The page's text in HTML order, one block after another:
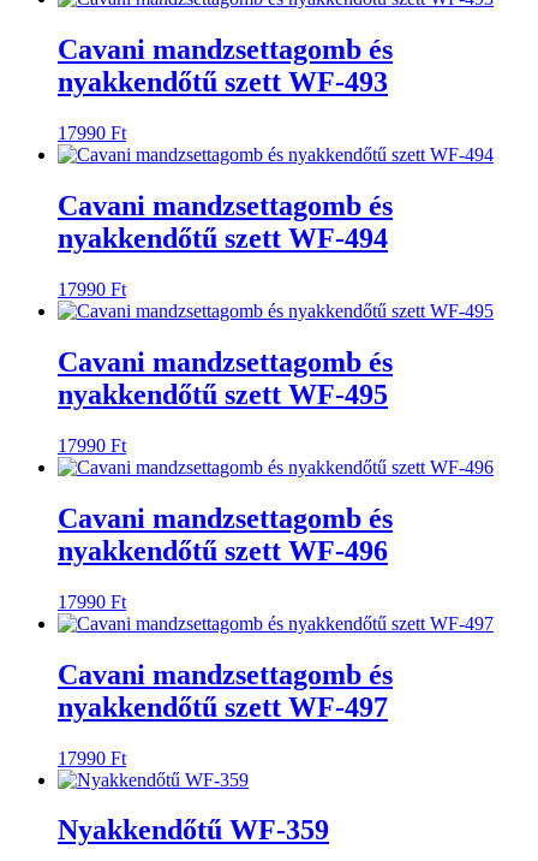
Cavani mandzsettagomb és
nyakkendőtű szett WF-493
17990 Ft
Cavani mandzsettagomb és
nyakkendőtű szett WF-494
17990 Ft
Cavani mandzsettagomb és
nyakkendőtű szett WF-495
17990 Ft
Cavani mandzsettagomb és
nyakkendőtű szett WF-496
17990 Ft
Cavani mandzsettagomb és
nyakkendőtű szett WF-497
17990 Ft
Nyakkendőtű WF-359